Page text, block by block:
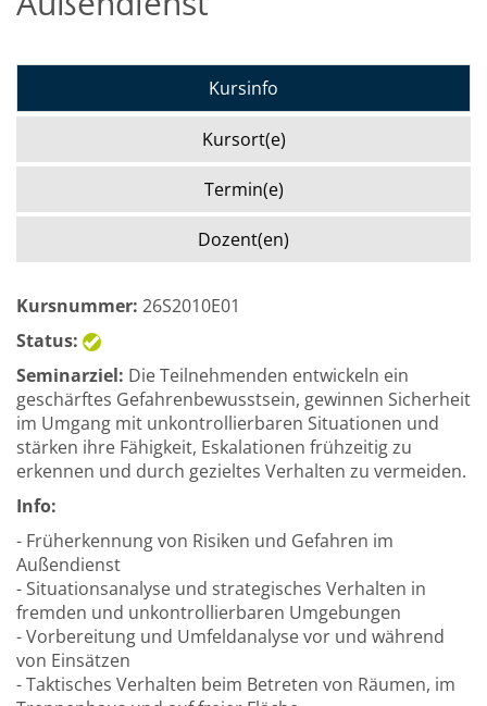
Kursinfo
Kursort(e)
Termin(e)
Dozent(en)
Kursnummer: 26S2010E01
Status:
Seminarziel: Die Teilnehmenden entwickeln ein
geschärftes Gefahrenbewusstsein, gewinnen Sicherheit
im Umgang mit unkontrollierbaren Situationen und
stärken ihre Fähigkeit, Eskalationen frühzeitig zu
erkennen und durch gezieltes Verhalten zu vermeiden.
Info:
- Früherkennung von Risiken und Gefahren im
Außendienst
- Situationsanalyse und strategisches Verhalten in
fremden und unkontrollierbaren Umgebungen
- Vorbereitung und Umfeldanalyse vor und während
von Einsätzen
- Taktisches Verhalten beim Betreten von Räumen, im